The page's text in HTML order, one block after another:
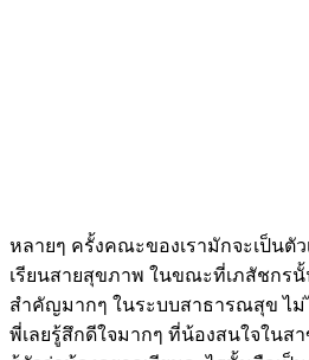
หลายๆ ครั้งคณะของเรามักจะเป็นตั
เรียนสายสุขภาพ ในขณะที่เภสัชกร
สำคัญมากๆ ในระบบสาธารณสุข ไม่
พี่เลยรู้สึกดีใจมากๆ ที่น้องสนใจในส